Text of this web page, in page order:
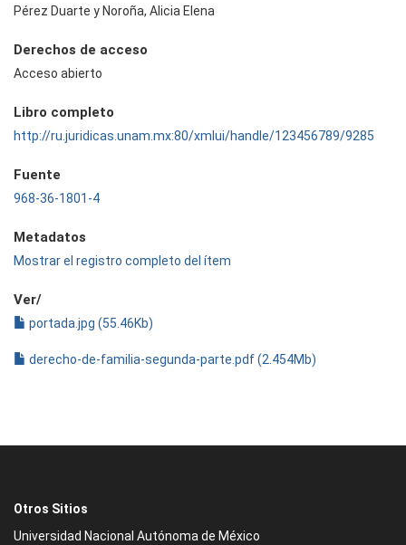
Pérez Duarte y Noroña, Alicia Elena
Derechos de acceso
Acceso abierto
Libro completo
http://ru.juridicas.unam.mx:80/xmlui/handle/123456789/9285
Fuente
968-36-1801-4
Metadatos
Mostrar el registro completo del ítem
Ver/
portada.jpg (55.46Kb)
derecho-de-familia-segunda-parte.pdf (2.454Mb)
Otros Sitios
Universidad Nacional Autónoma de México